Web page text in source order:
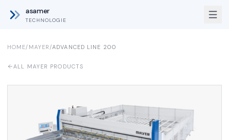
asamer
TECHNOLOGIE
HOME/ MAYER/ADVANCED LINE 200
ALL MAYER PRODUCTS